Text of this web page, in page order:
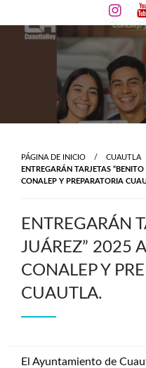
al
contenido
PÁGINA DE INICIO
CUAUTLA
ENTREGARÁN TARJETAS
CONALEP Y PREPARATORIA
ENTREGARÁN
JUÁREZ” 2025
CONALEP Y
CUAUTLA.
El Ayuntamiento de